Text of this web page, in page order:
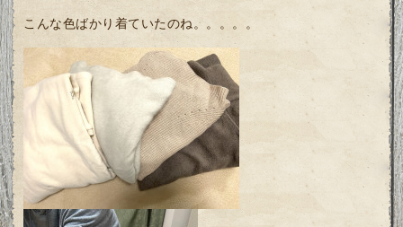
こんな色ばかり着ていたのね。。。。。